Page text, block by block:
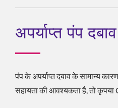
अपर्याप्त पंप दबाव
पंप के अपर्याप्त दबाव के सामान्य
सहायता की आवश्यकता है, तो